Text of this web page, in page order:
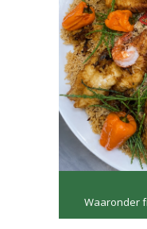
Waaronder